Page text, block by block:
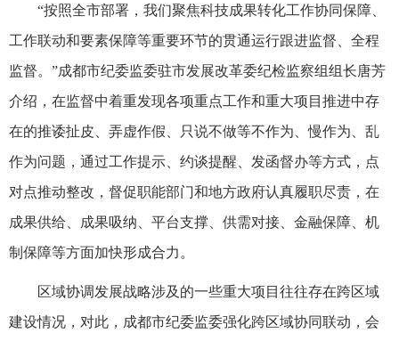
“按照全市部署，我们聚焦科技成果转化工作协同保障、
工作联动和要素保障等重要环节的贯通运行跟进监督、全程
监督。”成都市纪委监委驻市发展改革委纪检监察组组长唐芳
介绍，在监督中着重发现各项重点工作和重大项目推进中存
在的推诿扯皮、弄虚作假、只说不做等不作为、慢作为、乱
作为问题，通过工作提示、约谈提醒、发函督办等方式，点
对点推动整改，督促职能部门和地方政府认真履职尽责，在
成果供给、成果吸纳、平台支撑、供需对接、金融保障、机
制保障等方面加快形成合力。
区域协调发展战略涉及的一些重大项目往往存在跨区域
建设情况，对此，成都市纪委监委强化跨区域协同联动，会